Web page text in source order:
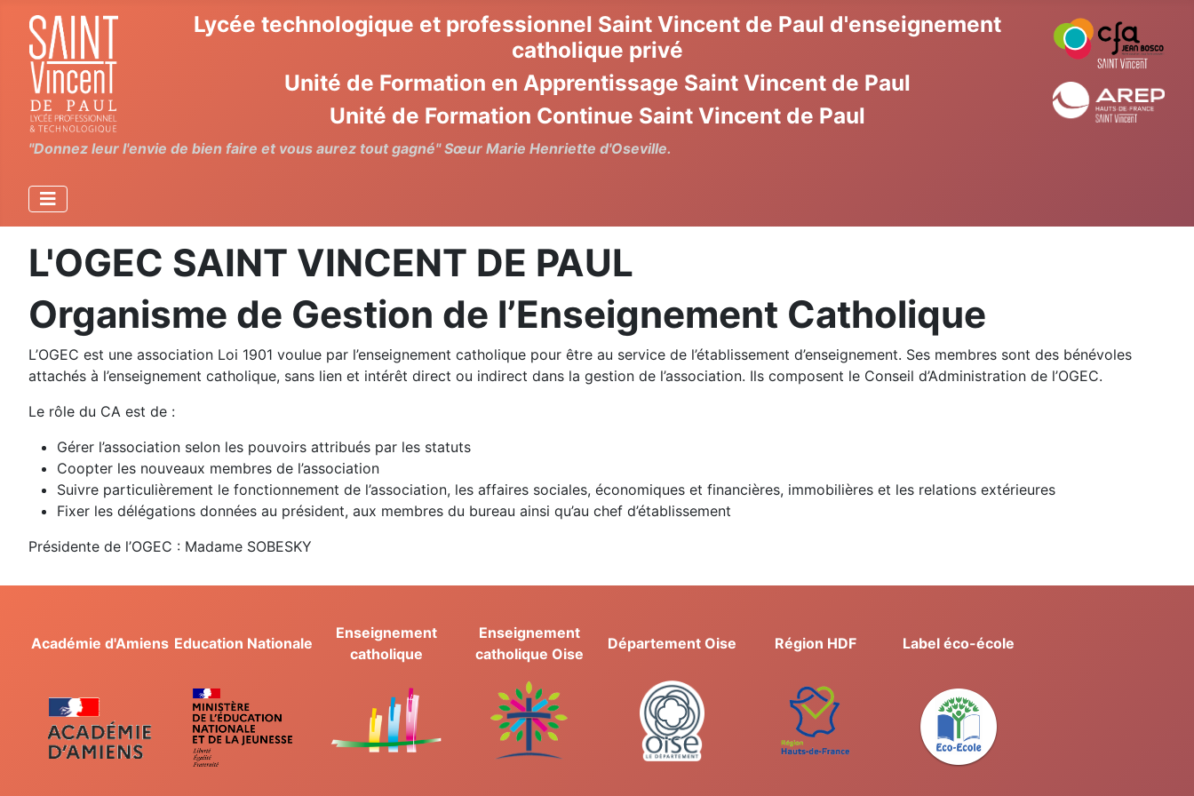
Lycée technologique et professionnel Saint Vincent de Paul d'enseignement
catholique privé
Unité de Formation en Apprentissage Saint Vincent de Paul
Unité de Formation Continue Saint Vincent de Paul
"Donnez leur l'envie de bien faire et vous aurez tout gagné" Sœur Marie Henriette d'Oseville.
L'OGEC SAINT VINCENT DE PAUL
Organisme de Gestion de l’Enseignement Catholique
L’OGEC est une association Loi 1901 voulue par l’enseignement catholique pour être au service de l’établissement d’enseignement. Ses membres sont des bénévoles
attachés à l’enseignement catholique, sans lien et intérêt direct ou indirect dans la gestion de l’association. Ils composent le Conseil d’Administration de l’OGEC.
Le rôle du CA est de :
Gérer l’association selon les pouvoirs attribués par les statuts
Coopter les nouveaux membres de l’association
Suivre particulièrement le fonctionnement de l’association, les affaires sociales, économiques et financières, immobilières et les relations extérieures
Fixer les délégations données au président, aux membres du bureau ainsi qu’au chef d’établissement
Présidente de l’OGEC : Madame SOBESKY
Académie d'Amiens Education Nationale
Enseignement
catholique
Enseignement
catholique Oise
Département Oise Région HDF Label éco-école